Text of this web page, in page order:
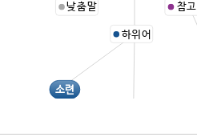
참
소련
하위어
낮춤말